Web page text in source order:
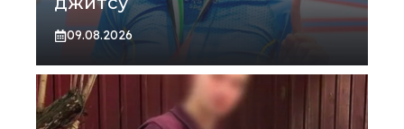
09.08.2026